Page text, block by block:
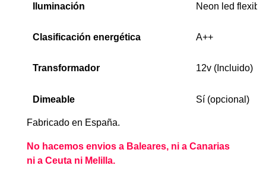
Iluminación Neon led
Clasificación energética A++
Transformador 12v (Incluido)
Dimeable Sí (opcional)
Fabricado en España.
No hacemos envios a Baleares, ni a Canarias
ni a Ceuta ni Melilla.